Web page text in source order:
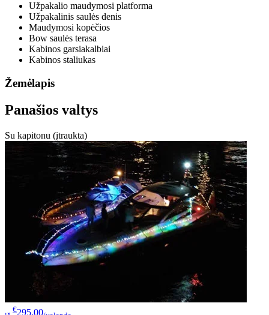
Užpakalio maudymosi platforma
Užpakalinis saulės denis
Maudymosi kopėčios
Bow saulės terasa
Kabinos garsiakalbiai
Kabinos staliukas
Žemėlapis
Panašios valtys
Su kapitonu (įtraukta)
€295.00